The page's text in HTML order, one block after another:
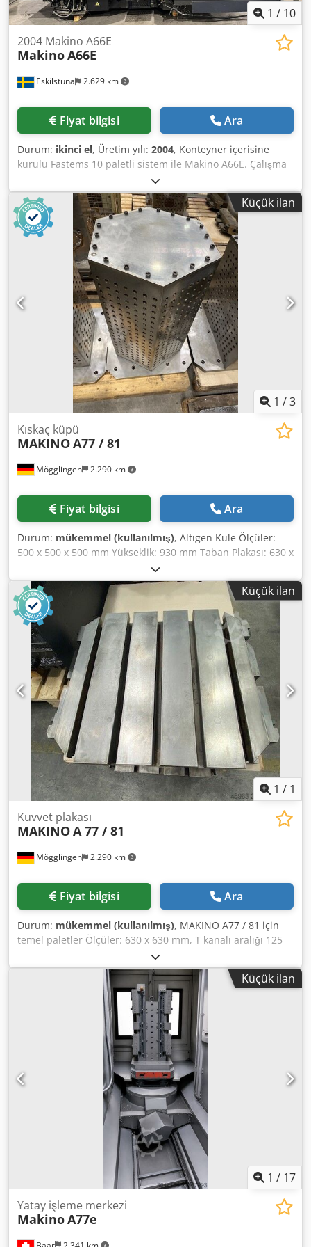
1 / 10
Eskilstuna 2.629 km
2004 Makino A66E
MakinoA66E
Fiyat bilgisi Ara
Durum: ikinci el, Üretim yılı: 2004, Konteyner içerisine
kurulu Fastems 10 paletli sistem ile Makino A66E. Çalışma
tablası uzunluğu: 500,4 mm Çalışma tablası genişliği: 500,4
mm Dcedpfjy D Sirjx Ah Esk Tablada maksimum yük: 700 kg
Takım magazinindeki takım sayısı: 136 adet Maksimum iş
mili devir hızı: 14.000 dev/dk X ekseni hareket mesafesi
(mekanik ilerleme): 729 mm Y ekseni hareket mesafesi
(mekanik ilerleme): 729 mm Z ekseni hareket mesafesi
(mekanik ilerleme): 797,6 mm X ekseninde maksimum
ilerleme hızı: 1.250,1 mm/s Y ekseninde maksimum
ilerleme hızı: 1.250,1 mm/s Z ekseninde maksimum
ilerleme hızı: 1.250,1 mm/s
Küçük ilan
1 /3
Mögglingen 2.290 km
Kıskaç küpü
MAKINOA77 / 81
Fiyat bilgisi Ara
Durum: mükemmel (kullanılmış), Altıgen Kule Ölçüler:
500 x 500 x 500 mm Yükseklik: 930 mm Taban Plakası: 630 x
630 mm Izgara aralığı: 40 mm Çift Köşe Parçası Ölçüler:
630 x 200 mm Yükseklik: 760 mm Taban Plakası: 630 x 630
mm Izgara aralığı: 40 mm Kare Kule Ölçüler: 400 x 400 mm
Yükseklik: 930 mm Taban Plakası: 630 x 630 mm Izgara
aralığı: 40 mm Dodpsyl Swdofx Ah Eock
Küçük ilan
1 / 1
Mögglingen 2.290 km
Kuvvet plakası
MAKINOA 77 / 81
Fiyat bilgisi Ara
Durum: mükemmel (kullanılmış), MAKINO A77 / 81 için
temel paletler Ölçüler: 630 x 630 mm, T kanalı aralığı 125
mm Birden fazla mevcut! Dcsdpfxoyl Sv Tj Ah Ejk
Küçük ilan
1 / 17
Yatay işleme merkezi
MakinoA77e